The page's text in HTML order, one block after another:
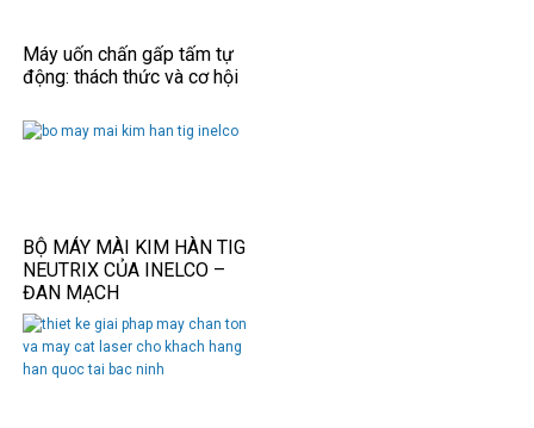
Máy uốn chấn gấp tấm tự
động: thách thức và cơ hội
BỘ MÁY MÀI KIM HÀN TIG
NEUTRIX CỦA INELCO –
ĐAN MẠCH